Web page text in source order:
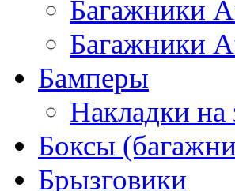
Багажники
Багажники
Бамперы
Накладки на
Боксы
Брызговики